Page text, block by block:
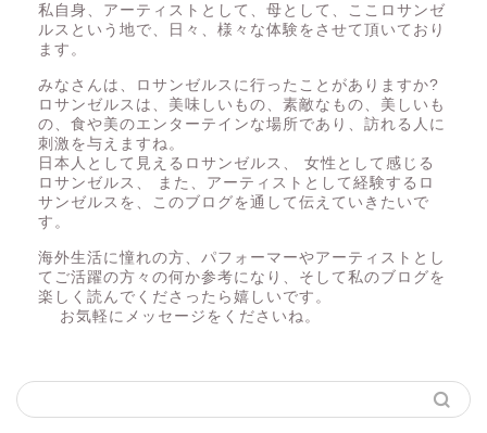
私自身、アーティストとして、母として、ここロサンゼ
ルスという地で、日々、様々な体験をさせて頂いており
ます。
みなさんは、ロサンゼルスに行ったことがありますか?
ロサンゼルスは、美味しいもの、素敵なもの、美しいも
の、食や美のエンターテインな場所であり、訪れる人に
刺激を与えますね。
日本人として見えるロサンゼルス、 女性として感じる
ロサンゼルス、 また、アーティストとして経験するロ
サンゼルスを、このブログを通して伝えていきたいで
す。
海外生活に憧れの方、パフォーマーやアーティストとし
てご活躍の方々の何か参考になり、そして私のブログを
楽しく読んでくださったら嬉しいです。
お気軽にメッセージをくださいね。